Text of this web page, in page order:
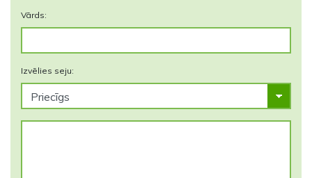
Vārds:
Izvēlies seju: